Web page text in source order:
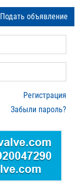
Подать объявление
Регистрация
Забыли пароль?